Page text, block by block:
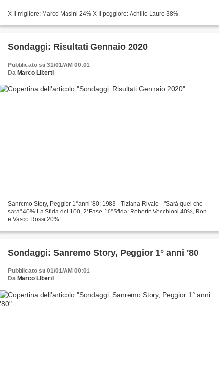
X Il migliore: Marco Masini 24% X Il peggiore: Achille Lauro 38%
Sondaggi: Risultati Gennaio 2020
Pubblicato su 31/01/AM 00:01
Da Marco Liberti
Sanremo Story, Peggior 1°anni '80: 1983 - Tiziana Rivale - "Sarà quel che
sarà" 40% La Sfida dei 100, 2°Fase-10°Sfida: Roberto Vecchioni 40%, Ron
e Vasco Rossi 20%
Sondaggi: Sanremo Story, Peggior 1° anni '80
Pubblicato su 01/01/AM 00:01
Da Marco Liberti